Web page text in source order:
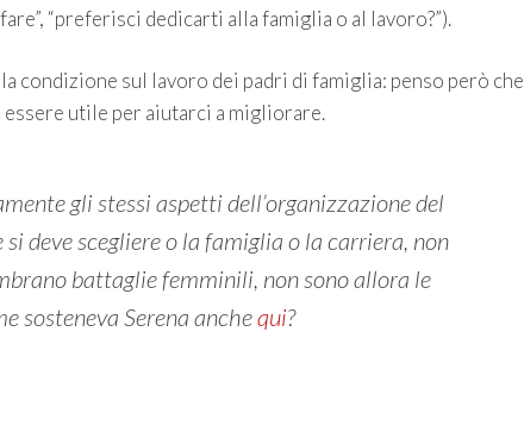
“preferisci dedicarti alla famiglia o al lavoro?”).
sul lavoro dei padri di famiglia: penso però che
utile per aiutarci a migliorare.
gli stessi aspetti dell’organizzazione del
deve scegliere o la famiglia o la carriera, non
battaglie femminili, non sono allora le
sosteneva Serena anchequi?